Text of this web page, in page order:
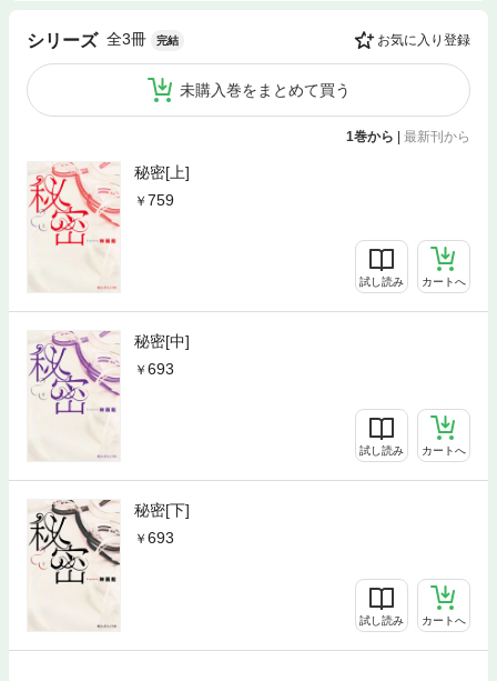
シリーズ 全3冊 完結 お気に入り登録
未購入巻をまとめて買う
1巻から | 最新刊から
秘密[上]
759
試し読み カートへ
秘密[中]
693
試し読み カートへ
秘密[下]
693
試し読み カートへ